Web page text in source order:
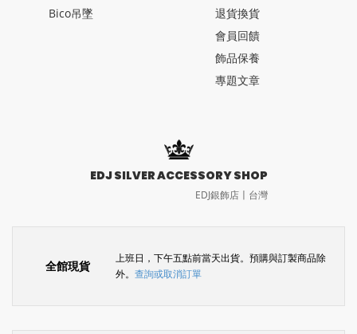
Bico吊墜
退貨換貨
會員回饋
飾品保養
專題文章
EDJ SILVER ACCESSORY SHOP
EDJ銀飾店〡台灣
全館現貨
上班日，下午五點前當天出貨。預購與訂製商品除
外。 查詢或取消訂單